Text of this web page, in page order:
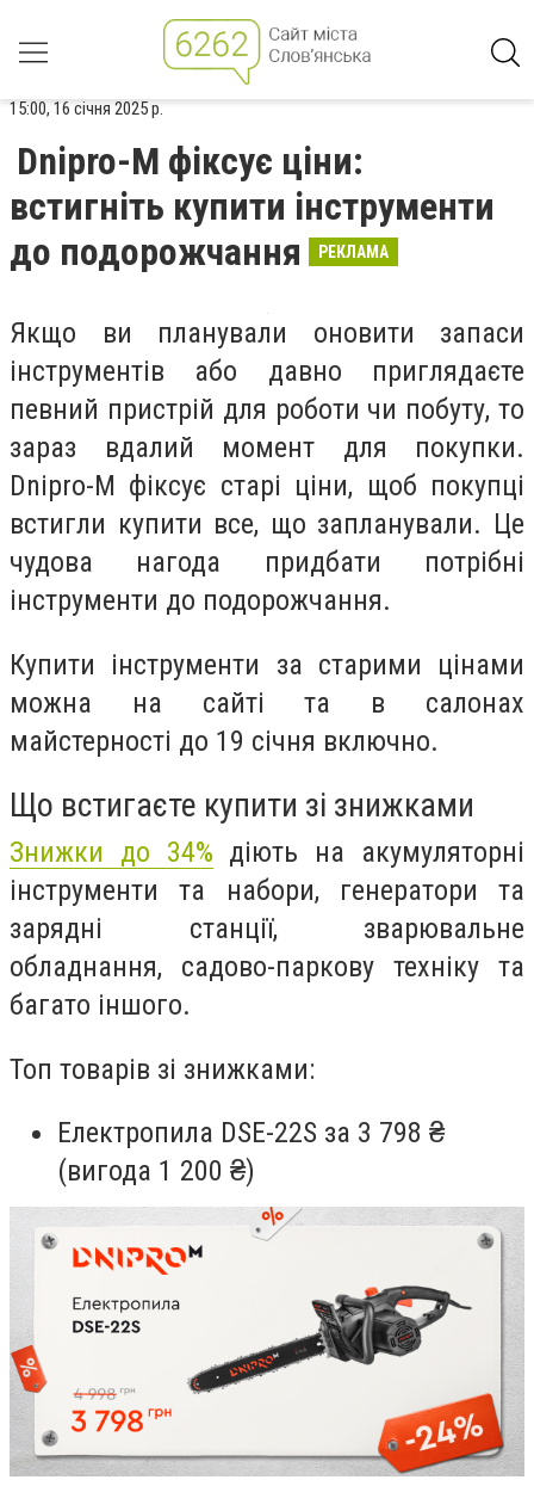
15:00, 16 січня 2025 р.
Dnipro-M фіксує ціни:
встигніть купити інструменти
до подорожчання
РЕКЛАМА
Якщо ви планували оновити запаси
інструментів або давно приглядаєте
певний пристрій для роботи чи побуту, то
зараз вдалий момент для покупки.
Dnipro-M фіксує старі ціни, щоб покупці
встигли купити все, що запланували. Це
чудова нагода придбати потрібні
інструменти до подорожчання.
Купити інструменти за старими цінами
можна на сайті та в салонах
майстерності до 19 січня включно.
Що встигаєте купити зі знижками
Знижки до 34% діють на акумуляторні
інструменти та набори, генератори та
зарядні станції, зварювальне
обладнання, садово-паркову техніку та
багато іншого.
Топ товарів зі знижками:
Електропила DSE-22S за 3 798 ₴
(вигода 1 200 ₴)